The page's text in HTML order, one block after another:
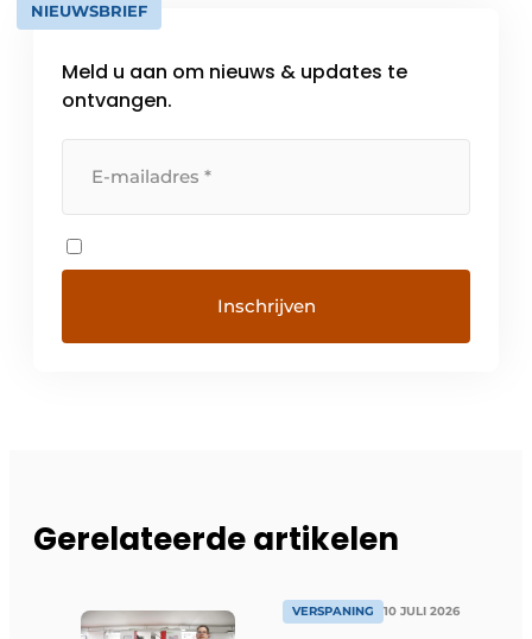
NIEUWSBRIEF
Meld u aan om nieuws & updates te
ontvangen.
Gerelateerde artikelen
VERSPANING 10 JULI 2026